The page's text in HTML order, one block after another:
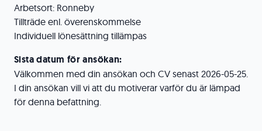
Arbetsort: Ronneby
Tillträde enl. överenskommelse
Individuell lönesättning tillämpas
Sista datum för ansökan:
Välkommen med din ansökan och CV senast 2026-05-25.
I din ansökan vill vi att du motiverar varför du är lämpad
för denna befattning.